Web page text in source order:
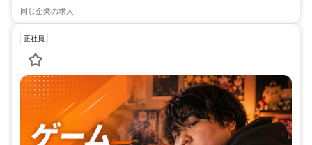
同じ企業の求人
正社員